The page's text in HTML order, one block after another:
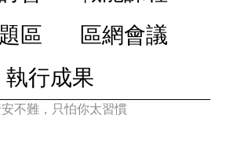
區
區網會議
執行成果
不難，只怕你太習慣